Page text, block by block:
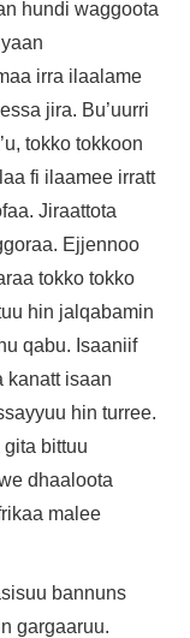
hundi waggoota
irra ilaalame
jira. Bu’uurri
tokko tokkoon
fi ilaamee irratt
Jiraattota
Ejjennoo
tokko tokko
hin jalqabamin
qabu. Isaaniif
kanatt isaan
hin turree.
bittuu
dhaaloota
malee
bannuns
gargaaruu.